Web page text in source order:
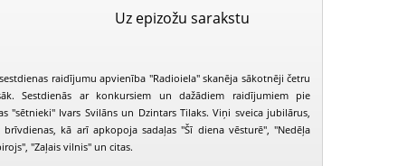
Uz epizožu sarakstu
raidījumu apvienība "Radioiela" skanēja sākotnēji četru
Sestdienās ar konkursiem un dažādiem raidījumiem pie
"sētnieki" Ivars Svilāns un Dzintars Tilaks. Viņi sveica jubilārus,
kā arī apkopoja sadaļas "Šī diena vēsturē", "Nedēļa
"Zaļais vilnis" un citas.